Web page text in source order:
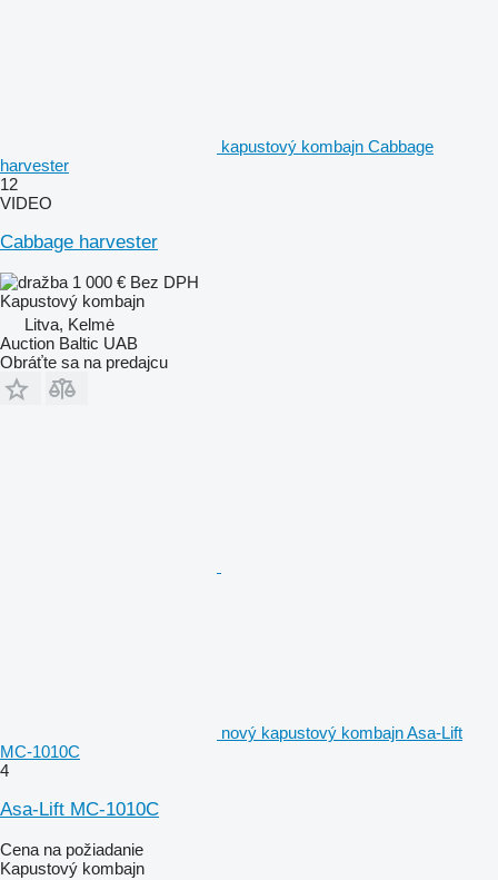
kapustový kombajn Cabbage
harvester
12
VIDEO
Cabbage harvester
1 000 € Bez DPH
Kapustový kombajn
Litva, Kelmė
Auction Baltic UAB
Obráťte sa na predajcu
nový kapustový kombajn Asa-Lift
MC-1010C
4
Asa-Lift MC-1010C
Cena na požiadanie
Kapustový kombajn